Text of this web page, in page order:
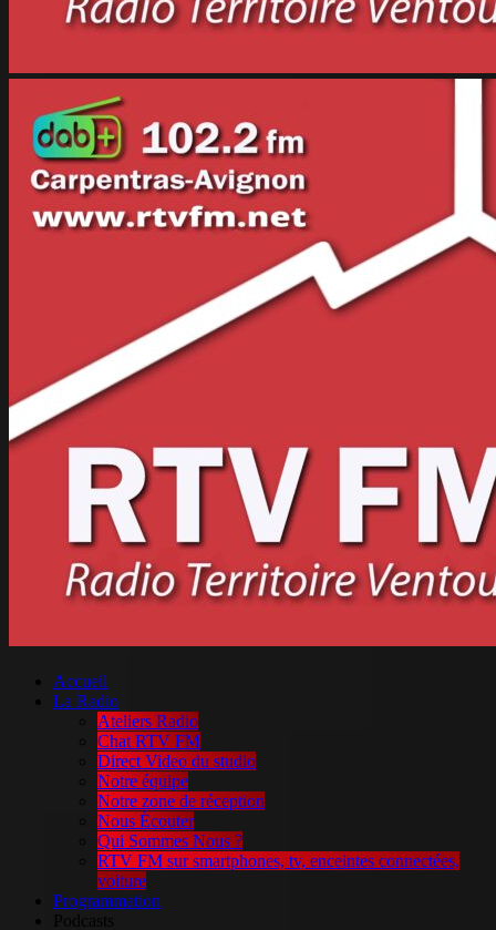
Accueil
La Radio
Ateliers Radio
Chat RTV FM
Direct Video du studio
Notre équipe
Notre zone de réception
Nous Écouter
Qui Sommes Nous ?
RTV FM sur smartphones, tv, enceintes connectées,
voiture
Programmation